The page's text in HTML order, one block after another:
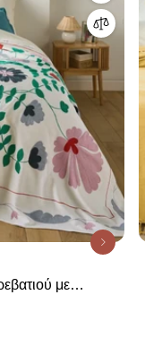
με